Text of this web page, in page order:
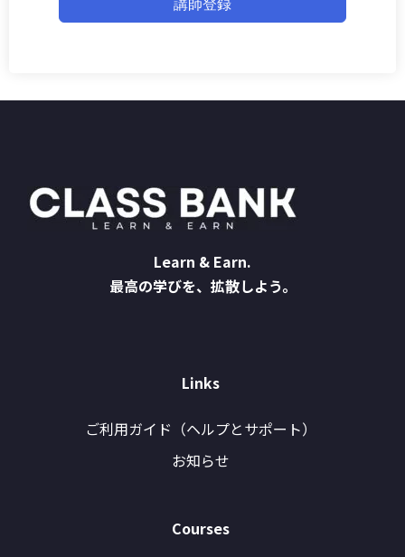
講師登録
Learn & Earn.
最高の学びを、拡散しよう。
Links
ご利用ガイド（ヘルプとサポート）
お知らせ
Courses